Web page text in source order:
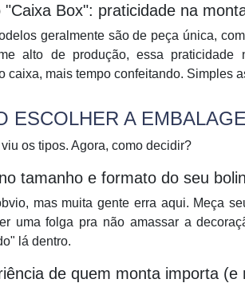
"Caixa Box": praticidade na
geralmente são de peça única,
alto de produção, essa praticidade
caixa, mais tempo confeitando. Simples
ESCOLHER A
os tipos. Agora, como decidir?
tamanho e formato do seu
mas muita gente erra aqui. Meça
uma folga pra não amassar a
lá dentro.
de quem monta importa (e